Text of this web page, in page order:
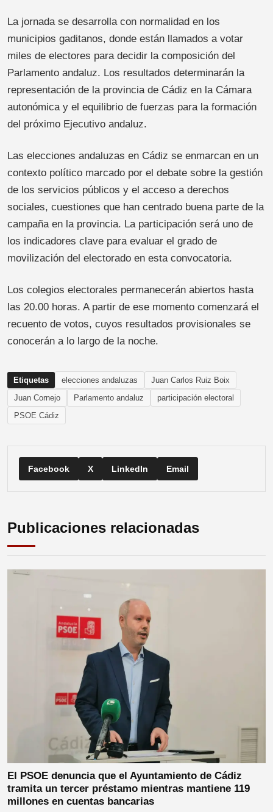
La jornada se desarrolla con normalidad en los
municipios gaditanos, donde están llamados a votar
miles de electores para decidir la composición del
Parlamento andaluz. Los resultados determinarán la
representación de la provincia de Cádiz en la Cámara
autonómica y el equilibrio de fuerzas para la formación
del próximo Ejecutivo andaluz.
Las elecciones andaluzas en Cádiz se enmarcan en un
contexto político marcado por el debate sobre la gestión
de los servicios públicos y el acceso a derechos
sociales, cuestiones que han centrado buena parte de la
campaña en la provincia. La participación será uno de
los indicadores clave para evaluar el grado de
movilización del electorado en esta convocatoria.
Los colegios electorales permanecerán abiertos hasta
las 20.00 horas. A partir de ese momento comenzará el
recuento de votos, cuyos resultados provisionales se
conocerán a lo largo de la noche.
Etiquetas elecciones andaluzas
Juan Carlos Ruiz Boix
Juan Cornejo
Parlamento andaluz
participación electoral
PSOE Cádiz
Facebook X LinkedIn Email
Publicaciones relacionadas
El PSOE denuncia que el Ayuntamiento de Cádiz
tramita un tercer préstamo mientras mantiene 119
millones en cuentas bancarias